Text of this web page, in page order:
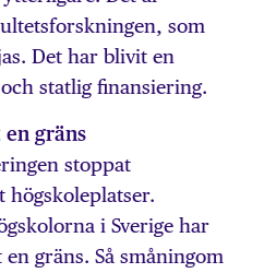
som
Det har blivit en
statlig finansiering.
gräns
stoppat
högskoleplatser.
i Sverige har
gräns. Så småningom